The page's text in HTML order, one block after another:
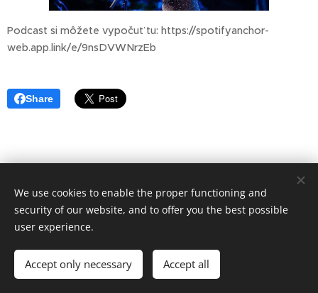
Podcast si môžete vypočuť tu: https://spotifyanchor-
web.app.link/e/9nsDVWNrzEb
Share
© Art Society, 2025
Meníme mediálny obraz Rómov.
We use cookies to enable the proper functioning and
security of our website, and to offer you the best possible
user experience.
Accept only necessary Accept all